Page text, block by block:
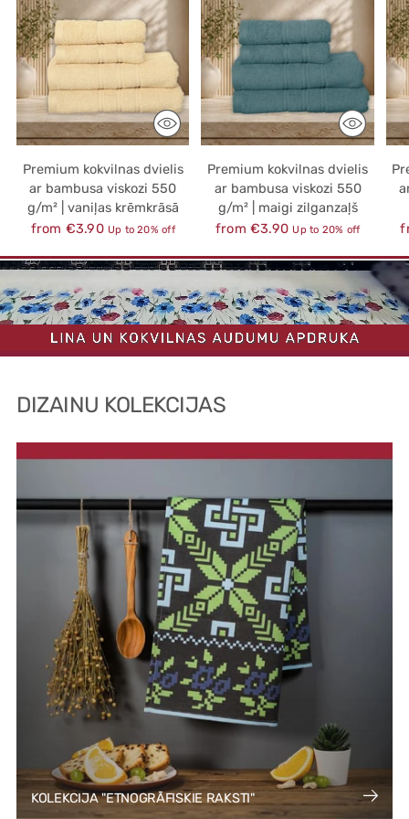
Premium kokvilnas dvielis
ar bambusa viskozi 550
g/m² | vaniļas krēmkrāsā
Regular
from €3.90 Up to 20% off
Premium kokvilnas dvielis
ar bambusa viskozi 550
g/m² | maigi zilganzaļš
Regular
from €3.90 Up to 20% off
DIZAINU KOLEKCIJAS
KOLEKCIJA "ETNOGRĀFISKIE RAKSTI"